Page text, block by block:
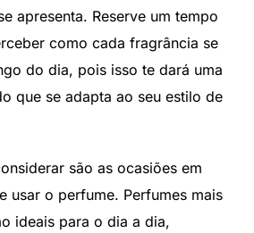
apresenta. Reserve um tempo
como cada fragrância se
do dia, pois isso te dará uma
que se adapta ao seu estilo de
são as ocasiões em
usar o perfume. Perfumes mais
ideais para o dia a dia,